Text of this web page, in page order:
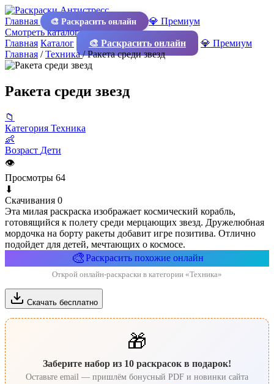
Главная 🎨 Раскрасить онлайн
💎 Премиум
Смотреть каталог
Главная Каталог 🎨 Раскрасить онлайн
💎 Премиум
Главная /Техника/Ракета среди звезд
Ракета среди звезд
📁
Категория Техника
👶
Возраст Дети
👁
Просмотры 64
⬇
Скачивания 0
Эта милая раскраска изображает космический корабль,
готовящийся к полету среди мерцающих звезд. Дружелюбная
мордочка на борту ракеты добавит игре позитива. Отлично
подойдет для детей, мечтающих о космосе.
🎨Раскрасить похожие онлайн
Открой онлайн-раскраски в категории «Техника»
Скачать бесплатно
🎁
Заберите набор из 10 раскрасок в подарок!
Оставьте email — пришлём бонусный PDF и новинки сайта